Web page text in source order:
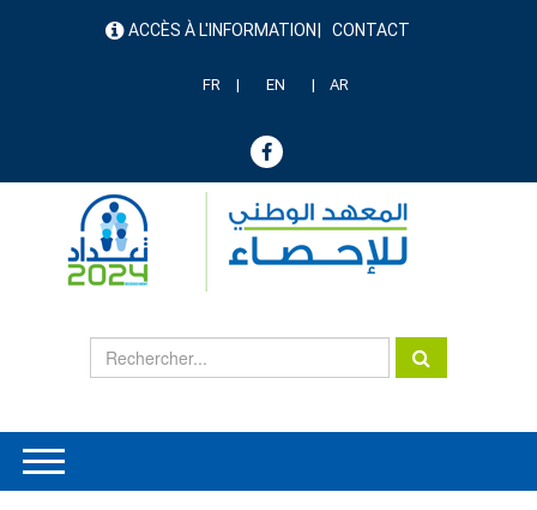
menu ACCÈS À L'INFORMATION CONTACT
FR EN AR